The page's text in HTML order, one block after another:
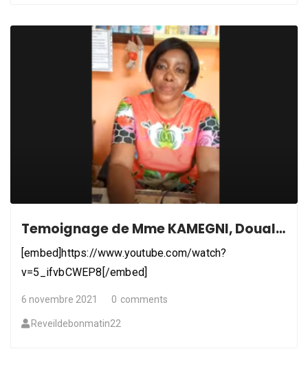
Temoignage de Mme KAMEGNI, Douala – Cameroun
[embed]https://www.youtube.com/watch?
v=5_ifvbCWEP8[/embed]
6 novembre 2021 0 comments
Reveildebonmatin22